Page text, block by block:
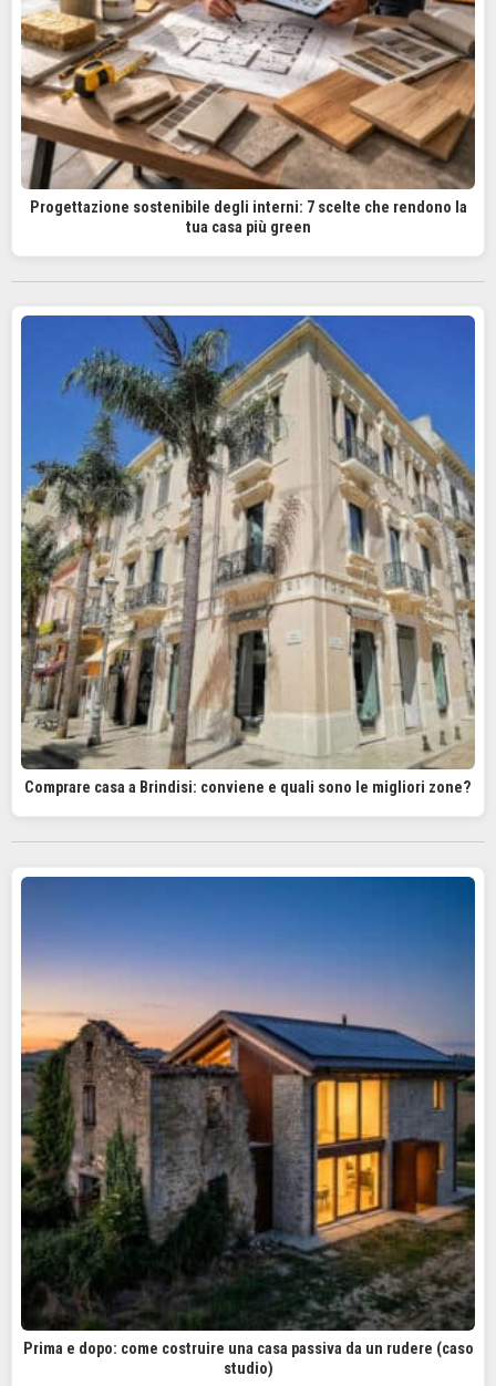
Progettazione sostenibile degli interni: 7 scelte che rendono la
tua casa più green
Comprare casa a Brindisi: conviene e quali sono le migliori zone?
Prima e dopo: come costruire una casa passiva da un rudere (caso
studio)